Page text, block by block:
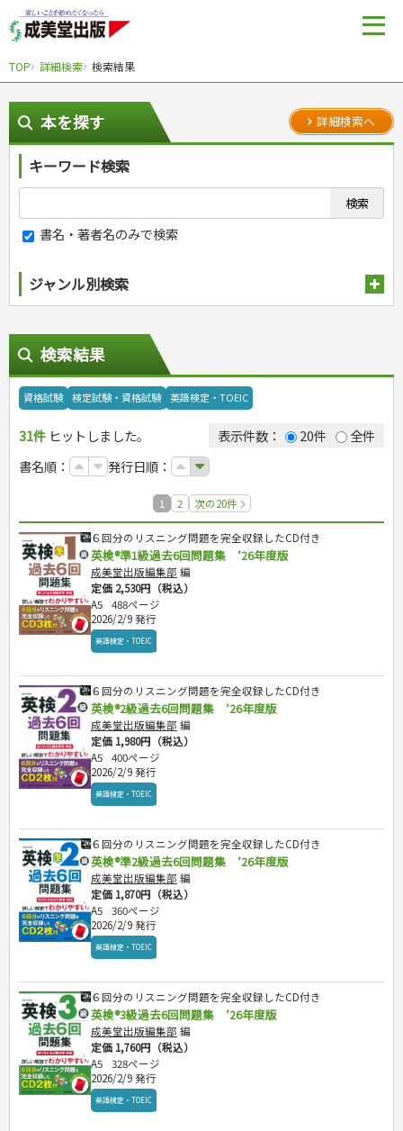
TOP 詳細検索 検索結果
本を探す 詳細検索へ
キーワード検索
書名・著者名のみで検索
ジャンル別検索
スポーツ
スポーツルール
野球
ゴルフ
ジュニアスポーツ
その他スポーツ
自然・アウトドア・ペット
アウトドア
犬・猫
園芸・野菜づくり
雑学
娯楽・ゲーム・占い
ナンプレ
ゲーム・マジック
家相・風水・占い
カルチャー・芸術・趣味
音楽・楽器
趣味・鑑賞・カメラ
辞典
語学・旅行会話
運転免許
原付・二輪
生活・暮らし
料理
料理・レシピ
各国料理
お弁当
健康メニュー・ダイエット
調理器具クッキング
お菓子・ケーキ・パン
飲み物・お酒
手芸・クラフト
ソーイング
クラフト
インテリア・ハウジング
収納・掃除・暮らし
美容・ファッション
ダイエット・エクササイズ
メイク・ネイル・ヘア
冠婚葬祭・手紙・ペン字
冠婚葬祭・スピーチ・マナー
妊娠・出産・育児
離乳食・幼児食・こどもレシピ
健康と保育
家庭医学・健康
ツボ・マッサージ
健康知識
看護・介護
介護一般
パネルシアター
こどもの本
児童一般
おりがみ・あやとり
なぞなぞ・ゲーム
のりもの・ずかん
読み物・絵本
音と光のでる絵本
学参・ドリル
夏休みドリル
学習・地図
自由研究・読書感想文
えんぴつちょう
就職活動
就職活動
資格試験
英語検定・TOEIC
漢字検定・数学検定
簿記検定
看護・薬学
ケアマネジャー
介護・社会福祉士
保育士
行政書士・宅建
FP
衛生管理・運行管理
建築・土木
電気・危険物
調理師
スキル・キャリアアップ
危険物取扱者
消防設備士
登録販売者
その他資格試験
ビジネス
経営・経済・法律
ビジネス・法律
簿記・経理・税金・保険
その他ビジネス
自己啓発
ビジネス読み物
旅行・歴史
国内・海外旅行
国外旅行
国内旅行
散歩・グルメ
地理・歴史
地理・地図
歴史
文庫
文庫
成美文庫
その他文庫
ダイアリー
ダイアリー
プラチナダイアリー プレステージ
検索結果
資格試験 検定試験・資格試験 英語検定・TOEIC
31件 ヒットしました。 表示件数： 20件
全件
書名順：
発行日順：
1 2 次の20件
６回分のリスニング問題を完全収録したCD付き
英検®準1級過去6回問題集 ’26年度版
成美堂出版編集部 編
定価 2,530円（税込）
A5
488ページ
2026/2/9 発行
英語検定・TOEIC
６回分のリスニング問題を完全収録したCD付き
英検®2級過去6回問題集 ’26年度版
成美堂出版編集部 編
定価 1,980円（税込）
A5
400ページ
2026/2/9 発行
英語検定・TOEIC
６回分のリスニング問題を完全収録したCD付き
英検®準2級過去6回問題集 ’26年度版
成美堂出版編集部 編
定価 1,870円（税込）
A5
360ページ
2026/2/9 発行
英語検定・TOEIC
６回分のリスニング問題を完全収録したCD付き
英検®3級過去6回問題集 ’26年度版
成美堂出版編集部 編
定価 1,760円（税込）
A5
328ページ
2026/2/9 発行
英語検定・TOEIC